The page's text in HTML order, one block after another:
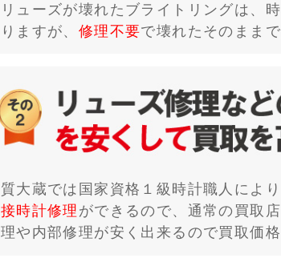
リューズが壊れたブライトリングは、
りますが、 修理不要で壊れたそのまま
質大蔵では国家資格１級時計職人によ
接時計修理 ができるので、通常の買取
理や内部修理が安く出来るので買取価格